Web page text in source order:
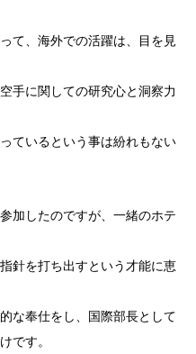
て、海外での活躍は、目を見
手に関しての研究心と洞察力
ているという事は紛れもない
加したのですが、一緒のホテ
針を打ち出すという才能に恵
な奉仕をし、国際部長として
です。